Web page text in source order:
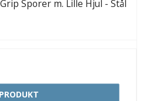
Sporer m. Lille Hjul - Stål